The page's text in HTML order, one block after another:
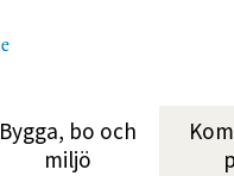
Bygga, bo och
miljö